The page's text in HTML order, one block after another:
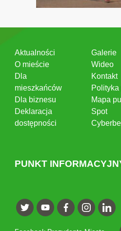
Aktualności
O mieście
Dla
mieszkańców
Dla biznesu
Deklaracja
dostępności
Galerie
Wideo
Kontakt
Mapa
Spot
PUNKT